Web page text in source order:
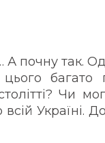
почну так.
багато
Чи
Україні.